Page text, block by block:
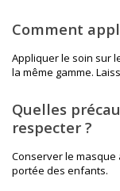
Comment
Appliquer le soin sur
la même gamme.
Quelles
respecter ?
Conserver le masque
portée des enfants.